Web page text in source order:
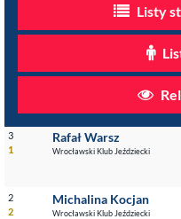
Listy
3
1
Rafał Warsz
Wrocławski Klub Jeździecki
2
2
Michalina Kocjan
Wrocławski Klub Jeździecki